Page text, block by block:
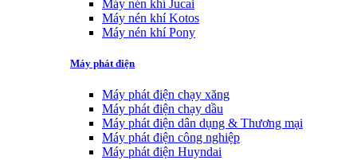
Máy nén khí Jucai
Máy nén khí Kotos
Máy nén khí Pony
Máy phát điện
Máy phát điện chạy xăng
Máy phát điện chạy dầu
Máy phát điện dân dụng & Thương mại
Máy phát điện công nghiệp
Máy phát điện Huyndai